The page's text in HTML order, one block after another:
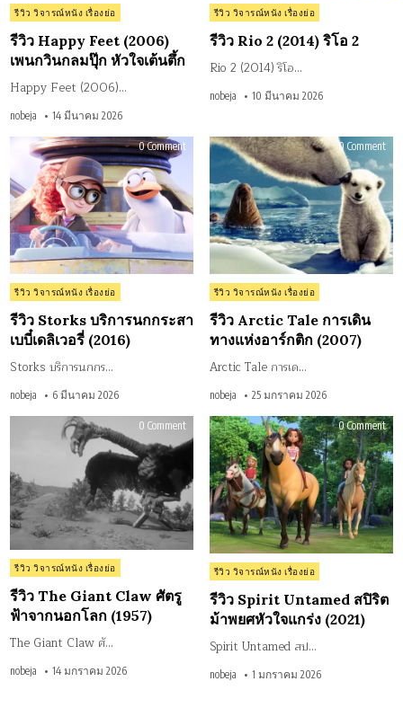
Posted
in
รีวิว วิจารณ์หนัง เรื่องย่อ
รีวิว Happy Feet (2006)
เพนกวินกลมปุ๊ก หัวใจเต้นตึ้ก
Happy Feet (2006)…
nobeja 14 มีนาคม 2026
Posted
in
รีวิว วิจารณ์หนัง เรื่องย่อ
รีวิว Rio 2 (2014) ริโอ 2
Rio 2 (2014) ริโอ…
nobeja 10 มีนาคม 2026
0 Commenton
กระ
สา
เดลิ
อรี่
(2016)
Posted
in
รีวิว วิจารณ์หนัง เรื่องย่อ
รีวิว Storks บริการนกกระสา
เบบี๋เดลิเวอรี่ (2016)
Storks บริการนกกร…
nobeja 6 มีนาคม 2026
0 Commenton
Tale
การ
เดิน
ทาง
แห่
อ
Posted
in
รีวิว วิจารณ์หนัง เรื่องย่อ
รีวิว Arctic Tale การเดิน
ทางแห่งอาร์กติก (2007)
Arctic Tale การเด…
nobeja 25 มกราคม 2026
0 Commenton
รีวิว
The
ศัตรู
ฟ้า
จาก
นอก
โลก
(1957)
Posted
in
รีวิว วิจารณ์หนัง เรื่องย่อ
รีวิว The Giant Claw ศัตรู
ฟ้าจากนอกโลก (1957)
The Giant Claw ศั…
nobeja 14 มกราคม 2026
0 Commenton
รีวิว
สปิ
ม้า
พย
หัว
แก
Posted
in
รีวิว วิจารณ์หนัง เรื่องย่อ
รีวิว Spirit Untamed สปิริต
ม้าพยศหัวใจแกร่ง (2021)
Spirit Untamed สป…
nobeja 1 มกราคม 2026